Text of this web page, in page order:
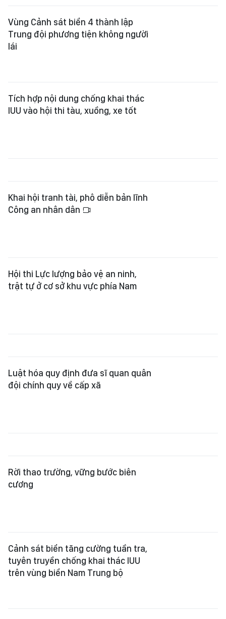
Vùng Cảnh sát biển 4 thành lập
Trung đội phương tiện không người
lái
Tích hợp nội dung chống khai thác
IUU vào hội thi tàu, xuồng, xe tốt
Khai hội tranh tài, phô diễn bản lĩnh
Công an nhân dân
Hội thi Lực lượng bảo vệ an ninh,
trật tự ở cơ sở khu vực phía Nam
Luật hóa quy định đưa sĩ quan quân
đội chính quy về cấp xã
Rời thao trường, vững bước biên
cương
Cảnh sát biển tăng cường tuần tra,
tuyên truyền chống khai thác IUU
trên vùng biển Nam Trung bộ